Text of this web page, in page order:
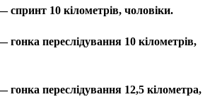
спринт 10 кілометрів, чоловіки.
гонка переслідування 10 кілометрів,
гонка переслідування 12,5 кілометра,